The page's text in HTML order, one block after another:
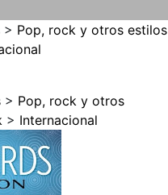
> Pop, rock y otros estilos
> Pop, rock y otros
> Internacional